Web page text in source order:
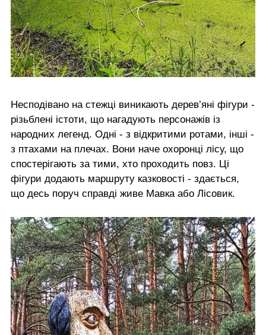
Несподівано на стежці виникають дерев’яні фігури -
різьблені істоти, що нагадують персонажів із
народних легенд. Одні - з відкритими ротами, інші -
з птахами на плечах. Вони наче охоронці лісу, що
спостерігають за тими, хто проходить повз. Ці
фігури додають маршруту казковості - здається,
що десь поруч справді живе Мавка або Лісовик.